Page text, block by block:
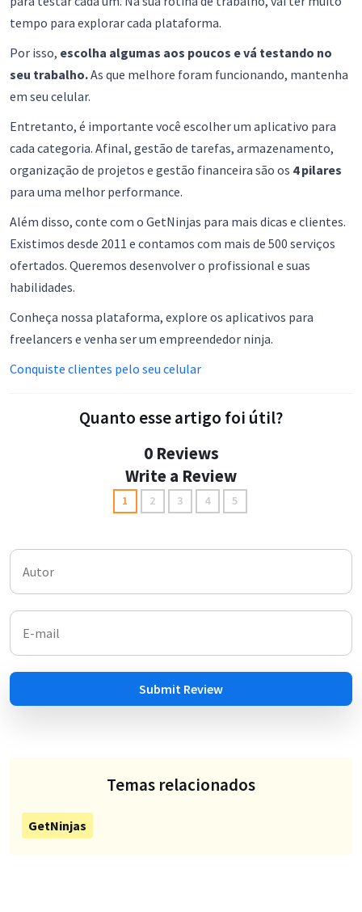
tempo para explorar cada plataforma.
Por isso, escolha algumas aos poucos e vá testando no
seu trabalho.As que melhore foram funcionando, mantenha
em seu celular.
Entretanto, é importante você escolher um aplicativo para
cada categoria. Afinal, gestão de tarefas, armazenamento,
organização de projetos e gestão financeira são os 4 pilares
para uma melhor performance.
Além disso, conte com o GetNinjas para mais dicas e clientes.
Existimos desde 2011 e contamos com mais de 500 serviços
ofertados. Queremos desenvolver o profissional e suas
habilidades.
Conheça nossa plataforma, explore os aplicativos para
freelancers e venha ser um empreendedor ninja.
Conquiste clientes pelo seu celular
Quanto esse artigo foi útil?
0 Reviews
Write a Review
1 2 3 4 5
Submit Review
Temas relacionados
GetNinjas